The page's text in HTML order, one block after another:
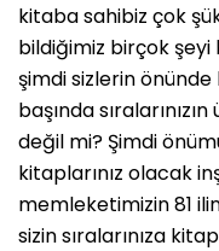
kitaba sahibiz çok
bildiğimiz birçok
şimdi sizlerin
başında
değil mi? Şimdi
kitaplarınız olacak
memleketimizin 81
sizin sıralarınıza